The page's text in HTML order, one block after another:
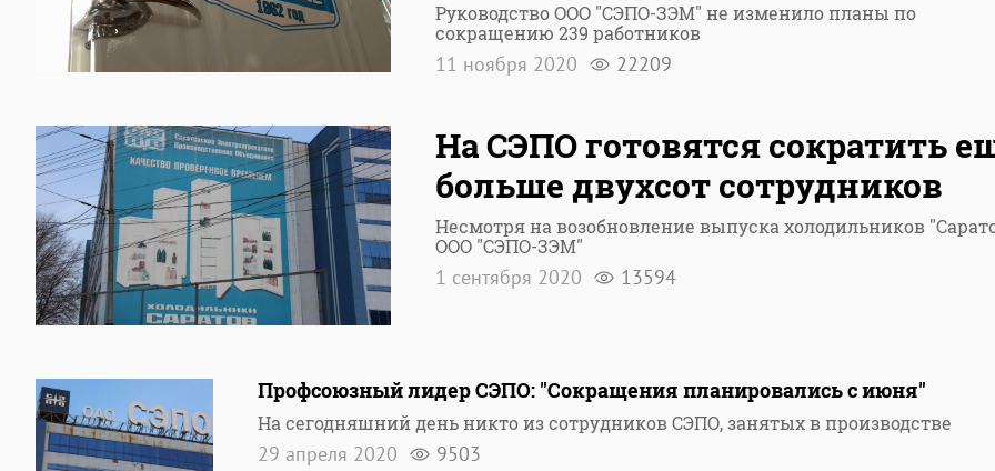
Руководство ООО "СЭПО-ЗЭМ" не изменило планы по
сокращению 239 работников
11 ноября 2020 22209
На СЭПО готовятся сократить
больше двухсот сотрудников
Несмотря на возобновление выпуска холодильников
ООО "СЭПО-ЗЭМ"
1 сентября 2020 13594
Профсоюзный лидер СЭПО: "Сокращения планировались с июня"
На сегодняшний день никто из сотрудников СЭПО, занятых в производстве
29 апреля 2020 9503